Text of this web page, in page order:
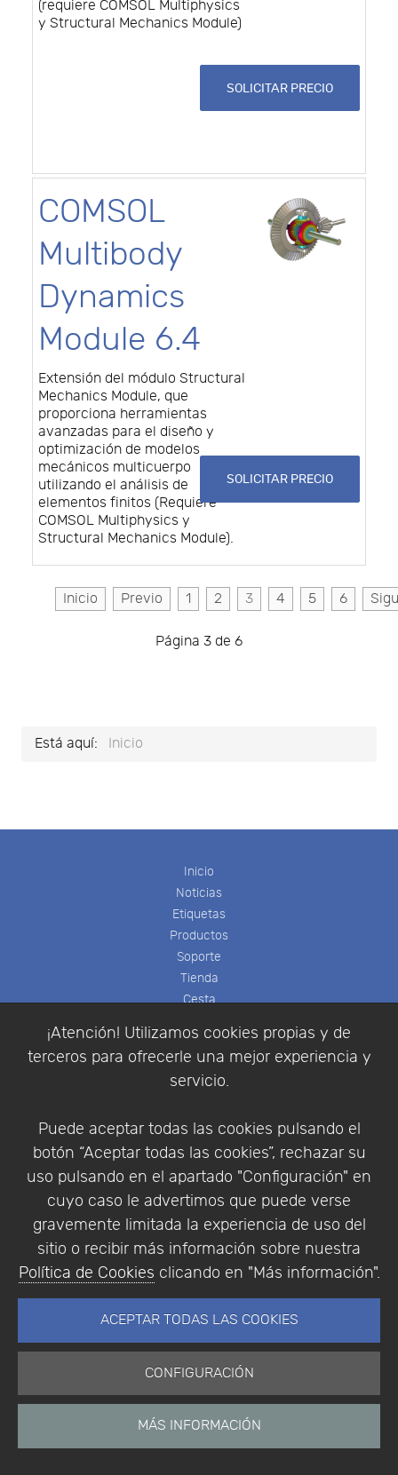
¡Atención! Utilizamos cookies propias y de
terceros para ofrecerle una mejor experiencia y
servicio.
Puede aceptar todas las cookies pulsando el
botón “Aceptar todas las cookies”, rechazar su
uso pulsando en el apartado "Configuración" en
cuyo caso le advertimos que puede verse
gravemente limitada la experiencia de uso del
sitio o recibir más información sobre nuestra
Política de Cookies clicando en "Más información".
ACEPTAR TODAS LAS COOKIES
CONFIGURACIÓN
MÁS INFORMACIÓN
(requiere COMSOL Multiphysics
y Structural Mechanics Module)
SOLICITAR PRECIO
COMSOL
Multibody
Dynamics
Module 6.4
Extensión del módulo Structural
Mechanics Module, que
proporciona herramientas
avanzadas para el diseño y
optimización de modelos
mecánicos multicuerpo
utilizando el análisis de
elementos finitos (Requiere
COMSOL Multiphysics y
Structural Mechanics Module).
SOLICITAR PRECIO
Inicio Previo 1 2 3 4 5 6
Página 3 de 6
Está aquí: Inicio
Inicio
Noticias
Etiquetas
Productos
Soporte
Tienda
Cesta
Calendario
Colaboradores
Encuestas
Descargas
Videos
Addlink e-News
Archivo e-News
Software Científico
Multifisica.com
Empresa